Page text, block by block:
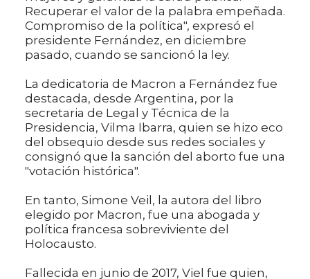
Recuperar el valor de la palabra empeñada.
Compromiso de la política", expresó el
presidente Fernández, en diciembre
pasado, cuando se sancionó la ley.
La dedicatoria de Macron a Fernández fue
destacada, desde Argentina, por la
secretaria de Legal y Técnica de la
Presidencia, Vilma Ibarra, quien se hizo eco
del obsequio desde sus redes sociales y
consignó que la sanción del aborto fue una
"votación histórica".
En tanto, Simone Veil, la autora del libro
elegido por Macron, fue una abogada y
política francesa sobreviviente del
Holocausto.
Fallecida en junio de 2017, Viel fue quien,